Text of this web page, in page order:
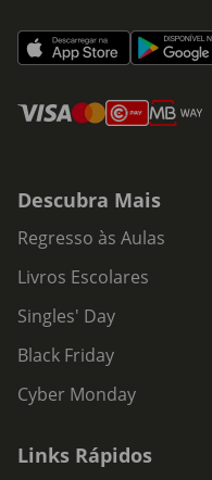
Descubra Mais
Regresso às Aulas
Livros Escolares
Singles' Day
Black Friday
Cyber Monday
Links Rápidos